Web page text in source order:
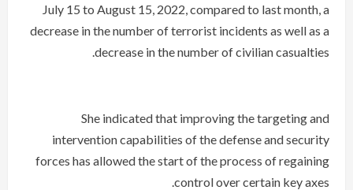
July 15 to August 15, 2022, compared to last month, a
decrease in the number of terrorist incidents as well as a
decrease in the number of civilian casualties.
She indicated that improving the targeting and
intervention capabilities of the defense and security
forces has allowed the start of the process of regaining
control over certain key axes.